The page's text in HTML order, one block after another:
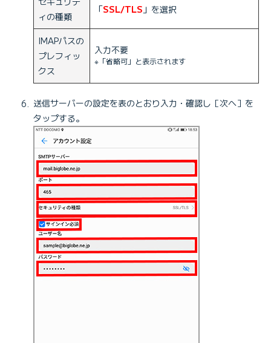
ィの種類
「SSL/TLS 」を選択
IMAPパスの
プレフィッ
クス
入力不要
※「省略可」と表示されます
送信サーバーの設定を表のとおり入力・確認し［次へ］を
タップする。